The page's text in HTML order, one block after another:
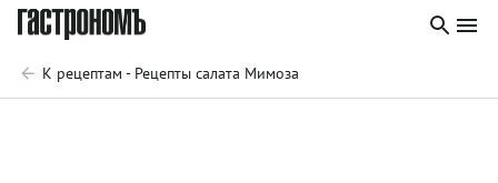
К рецептам - Рецепты салата Мимоза